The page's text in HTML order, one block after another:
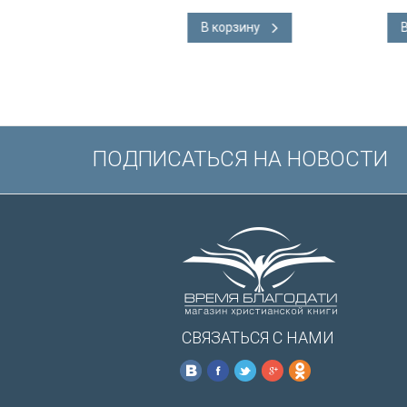
Словарь,
подарочная
ПОДПИСАТЬСЯ НА НОВОСТИ
СВЯЗАТЬСЯ С НАМИ